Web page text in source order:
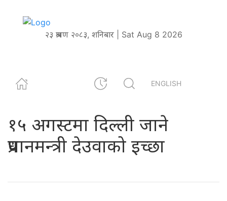
२३ श्रावण २०८३, शनिबार | Sat Aug 8 2026
ENGLISH
१५ अगस्टमा दिल्ली जाने
प्रधानमन्त्री देउवाको इच्छा